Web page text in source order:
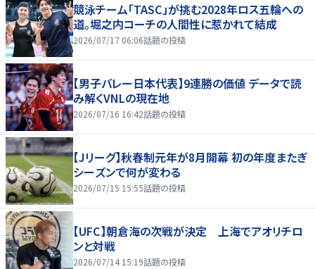
競泳チーム「TASC」が挑む2028年ロス五輪への
道。堀之内コーチの人間性に惹かれて結成
2026/07/17 06:06話題の投稿
【男子バレー日本代表】9連勝の価値 データで読
み解くVNLの現在地
2026/07/16 16:42話題の投稿
【Jリーグ】秋春制元年が8月開幕 初の年度またぎ
シーズンで何が変わる
2026/07/15 15:55話題の投稿
【UFC】朝倉海の次戦が決定 上海でアオリチロ
ンと対戦
2026/07/14 15:19話題の投稿